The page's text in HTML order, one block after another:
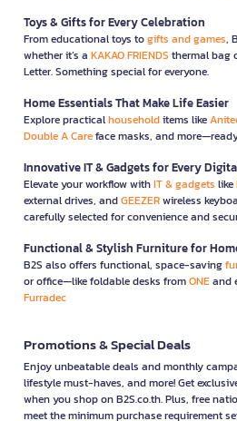
Toys & Gifts for Every Celebration
From educational toys togifts and games,
whether it’s a KAKAO FRIENDS thermal bag
Letter. Something special for everyone.
Home Essentials That Make Life Easier
Explore practicalhouseholditems like
Double A Careface masks, and
Innovative IT & Gadgets for Every
Elevate your workflow withIT & gadgets like
external drives, andGEEZERwireless
carefully selected for convenience and
Functional & Stylish Furniture for
B2S also offers functional, space-saving
or office—like foldable desks fromONEand
Furradec
Promotions & Special Deals
Enjoy unbeatable deals and monthly
lifestyle must-haves, and more! Get
when you shop on B2S.co.th. Plus, free
meet the minimum purchase requirement